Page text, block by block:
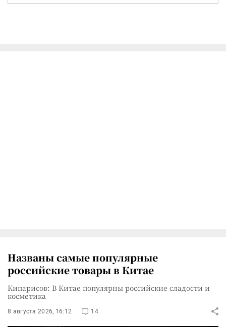
Названы самые популярные
российские товары в Китае
Кипарисов: В Китае популярны российские сладости и
косметика
8 августа 2026, 16:12 14